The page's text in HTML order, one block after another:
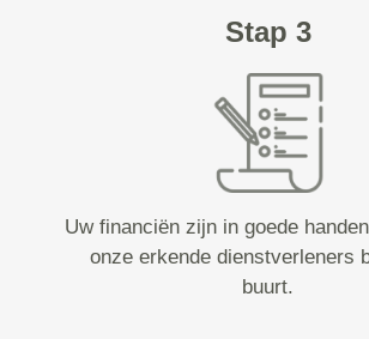
Stap 3
Uw financiën zijn in goede
onze erkende dienstverleners
buurt.